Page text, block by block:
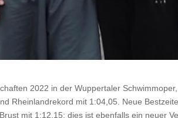
2022 in der Wuppertaler
Rheinlandrekord mit 1:04,05. Neue
mit 1:12,15; dies ist ebenfalls ein neuer